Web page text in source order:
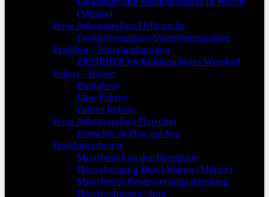
(Müritz)
Freie Arbeitsstellen IT-Branche
Fachinformatiker Systemintegration
Erzieher / Sozialpädagogen
ERZIEHER im Kinderschloss Wendorf
Fahrer / Kurier
Busfahrer
Lkw-Fahrer
Fahrer Imbiss
Freie Arbeitsstellen Fleischer
Fleischer in Plau am See
Hotelmitarbeiter
Mitarbeiter an der Rezeption
Housekeeping Hotel Waren (Müritz)
Mitarbeiter Reservierungsabteilung
Hotelfachmann/-frau